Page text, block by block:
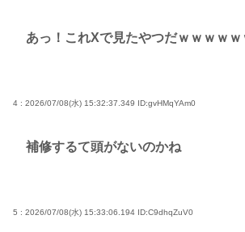
あっ！これXで見たやつだｗｗｗｗｗ
4 : 2026/07/08(水) 15:32:37.349 ID:gvHMqYAm0
補修するて頭がないのかね
5 : 2026/07/08(水) 15:33:06.194 ID:C9dhqZuV0